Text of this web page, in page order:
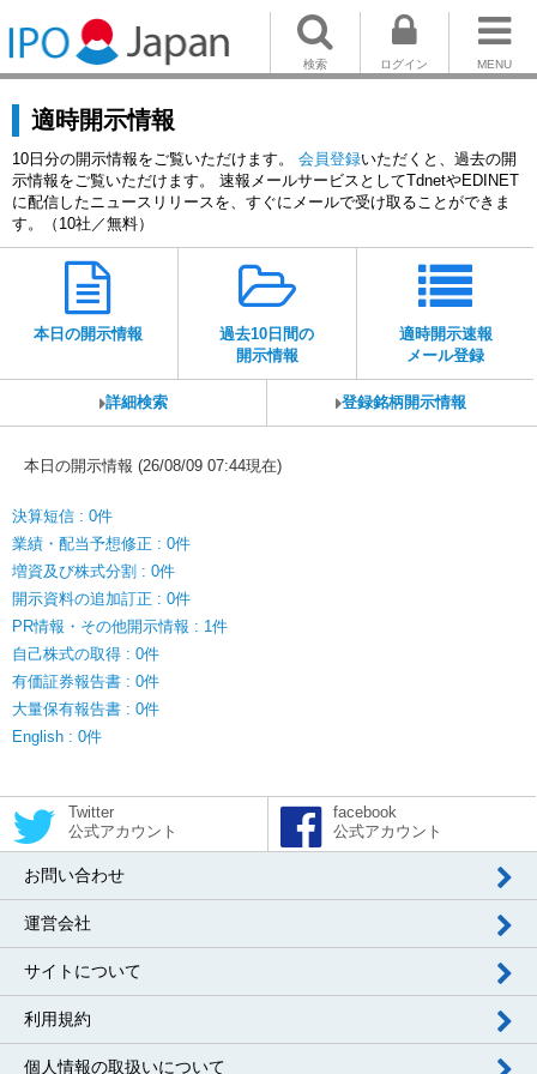
MENU
ログイン
検索
適時開示情報
10日分の開示情報をご覧いただけます。 会員登録いただくと、過去の開
示情報をご覧いただけます。 速報メールサービスとしてTdnetやEDINET
に配信したニュースリリースを、すぐにメールで受け取ることができま
す。（10社／無料）
本日の開示情報
過去10日間の
開示情報
適時開示速報
メール登録
詳細検索 登録銘柄開示情報
本日の開示情報 (26/08/09 07:44現在)
決算短信 : 0件
業績・配当予想修正 : 0件
増資及び株式分割 : 0件
開示資料の追加訂正 : 0件
PR情報・その他開示情報 : 1件
自己株式の取得 : 0件
有価証券報告書 : 0件
大量保有報告書 : 0件
English : 0件
Twitter
公式アカウント
facebook
公式アカウント
お問い合わせ
運営会社
サイトについて
利用規約
個人情報の取扱いについて